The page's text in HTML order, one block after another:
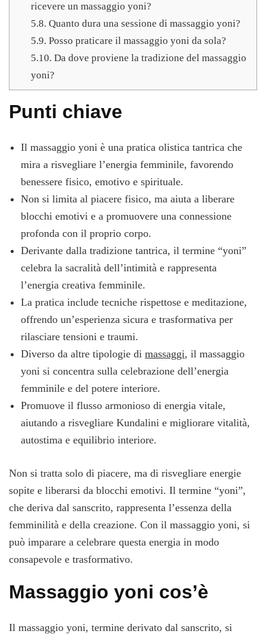
ricevere un massaggio yoni?
5.8. Quanto dura una sessione di massaggio yoni?
5.9. Posso praticare il massaggio yoni da sola?
5.10. Da dove proviene la tradizione del massaggio
yoni?
Punti chiave
Il massaggio yoni è una pratica olistica tantrica che
mira a risvegliare l’energia femminile, favorendo
benessere fisico, emotivo e spirituale.
Non si limita al piacere fisico, ma aiuta a liberare
blocchi emotivi e a promuovere una connessione
profonda con il proprio corpo.
Derivante dalla tradizione tantrica, il termine “yoni”
celebra la sacralità dell’intimità e rappresenta
l’energia creativa femminile.
La pratica include tecniche rispettose e meditazione,
offrendo un’esperienza sicura e trasformativa per
rilasciare tensioni e traumi.
Diverso da altre tipologie di massaggi, il massaggio
yoni si concentra sulla celebrazione dell’energia
femminile e del potere interiore.
Promuove il flusso armonioso di energia vitale,
aiutando a risvegliare Kundalini e migliorare vitalità,
autostima e equilibrio interiore.
Non si tratta solo di piacere, ma di risvegliare energie
sopite e liberarsi da blocchi emotivi. Il termine “yoni”,
che deriva dal sanscrito, rappresenta l’essenza della
femminilità e della creazione. Con il massaggio yoni, si
può imparare a celebrare questa energia in modo
consapevole e trasformativo.
Massaggio yoni cos’è
Il massaggio yoni, termine derivato dal sanscrito, si